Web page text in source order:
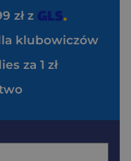
zł z
klubowiczów
za 1 zł